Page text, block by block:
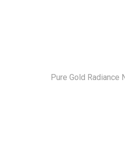
Pure Gold Radiance